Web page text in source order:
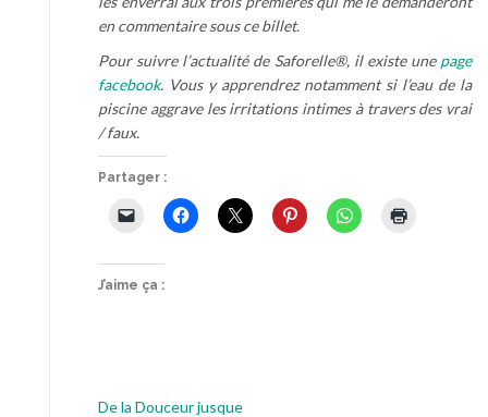
en commentaire sous ce billet.
Pour suivre l’actualité de Saforelle®, il existe une page
facebook. Vous y apprendrez notamment si l’eau de la
piscine aggrave les irritations intimes à travers des vrai
/ faux.
Partager :
J’aime ça :
De la Douceur jusque